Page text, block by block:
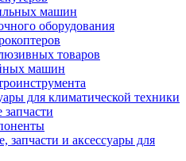
машин
оборудования
товаров
машин
для климатической техники
запчасти и аксессуары для